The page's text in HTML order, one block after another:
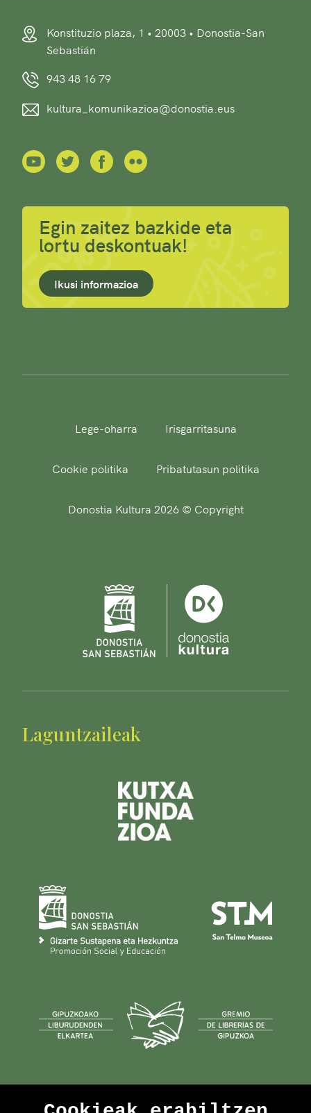
Konstituzio plaza, 1 • 20003 • Donostia-San
Sebastián
943 48 16 79
kultura_komunikazioa@donostia.eus
Egin zaitez bazkide eta
lortu deskontuak!
Ikusi informazioa
Lege-oharra Irisgarritasuna
Cookie politika Pribatutasun politika
Donostia Kultura 2026 © Copyright
Laguntzaileak